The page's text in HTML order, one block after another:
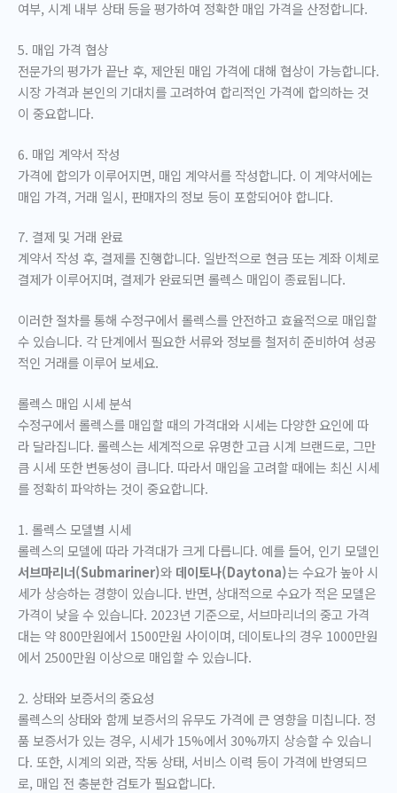
여부, 시계 내부 상태 등을 평가하여 정확한 매입 가격을 산정합니다.
5. 매입 가격 협상
전문가의 평가가 끝난 후, 제안된 매입 가격에 대해 협상이 가능합니다.
시장 가격과 본인의 기대치를 고려하여 합리적인 가격에 합의하는 것
이 중요합니다.
6. 매입 계약서 작성
가격에 합의가 이루어지면, 매입 계약서를 작성합니다. 이 계약서에는
매입 가격, 거래 일시, 판매자의 정보 등이 포함되어야 합니다.
7. 결제 및 거래 완료
계약서 작성 후, 결제를 진행합니다. 일반적으로 현금 또는 계좌 이체로
결제가 이루어지며, 결제가 완료되면 롤렉스 매입이 종료됩니다.
이러한 절차를 통해 수정구에서 롤렉스를 안전하고 효율적으로 매입할
수 있습니다. 각 단계에서 필요한 서류와 정보를 철저히 준비하여 성공
적인 거래를 이루어 보세요.
롤렉스 매입 시세 분석
수정구에서 롤렉스를 매입할 때의 가격대와 시세는 다양한 요인에 따
라 달라집니다. 롤렉스는 세계적으로 유명한 고급 시계 브랜드로, 그만
큼 시세 또한 변동성이 큽니다. 따라서 매입을 고려할 때에는 최신 시세
를 정확히 파악하는 것이 중요합니다.
1. 롤렉스 모델별 시세
롤렉스의 모델에 따라 가격대가 크게 다릅니다. 예를 들어, 인기 모델인
서브마리너(Submariner)와 데이토나(Daytona)는 수요가 높아 시
세가 상승하는 경향이 있습니다. 반면, 상대적으로 수요가 적은 모델은
가격이 낮을 수 있습니다. 2023년 기준으로, 서브마리너의 중고 가격
대는 약 800만원에서 1500만원 사이이며, 데이토나의 경우 1000만원
에서 2500만원 이상으로 매입할 수 있습니다.
2. 상태와 보증서의 중요성
롤렉스의 상태와 함께 보증서의 유무도 가격에 큰 영향을 미칩니다. 정
품 보증서가 있는 경우, 시세가 15%에서 30%까지 상승할 수 있습니
다. 또한, 시계의 외관, 작동 상태, 서비스 이력 등이 가격에 반영되므
로, 매입 전 충분한 검토가 필요합니다.